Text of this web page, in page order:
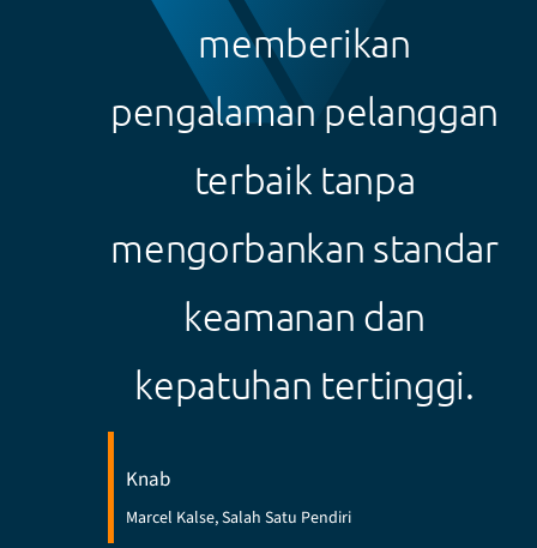
memberikan
pengalaman pelanggan
terbaik tanpa
mengorbankan standar
keamanan dan
kepatuhan tertinggi.
Knab
Marcel Kalse, Salah Satu Pendiri